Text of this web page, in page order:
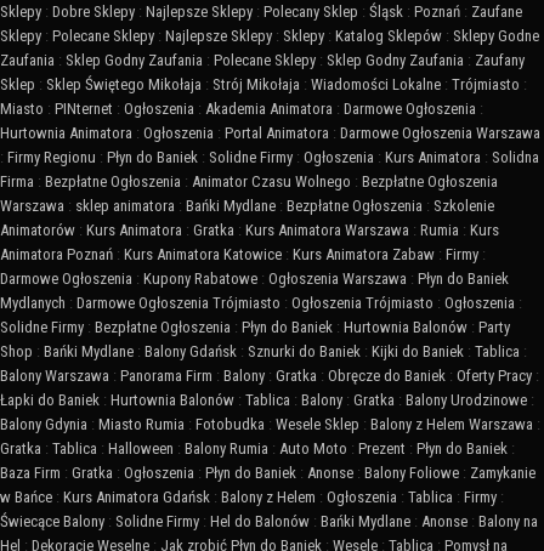
Sklepy : Dobre Sklepy : Najlepsze Sklepy : Polecany Sklep : Śląsk : Poznań : Zaufane
Sklepy : Polecane Sklepy : Najlepsze Sklepy : Sklepy : Katalog Sklepów : Sklepy Godne
Zaufania : Sklep Godny Zaufania : Polecane Sklepy : Sklep Godny Zaufania : Zaufany
Sklep : Sklep Świętego Mikołaja : Strój Mikołaja : Wiadomości Lokalne : Trójmiasto :
Miasto : PINternet : Ogłoszenia : Akademia Animatora : Darmowe Ogłoszenia :
Hurtownia Animatora : Ogłoszenia : Portal Animatora : Darmowe Ogłoszenia Warszawa
: Firmy Regionu : Płyn do Baniek : Solidne Firmy : Ogłoszenia : Kurs Animatora : Solidna
Firma : Bezpłatne Ogłoszenia : Animator Czasu Wolnego : Bezpłatne Ogłoszenia
Warszawa : sklep animatora : Bańki Mydlane : Bezpłatne Ogłoszenia : Szkolenie
Animatorów : Kurs Animatora : Gratka : Kurs Animatora Warszawa : Rumia : Kurs
Animatora Poznań : Kurs Animatora Katowice : Kurs Animatora Zabaw : Firmy :
Darmowe Ogłoszenia : Kupony Rabatowe : Ogłoszenia Warszawa : Płyn do Baniek
Mydlanych : Darmowe Ogłoszenia Trójmiasto : Ogłoszenia Trójmiasto : Ogłoszenia :
Solidne Firmy : Bezpłatne Ogłoszenia : Płyn do Baniek : Hurtownia Balonów : Party
Shop : Bańki Mydlane : Balony Gdańsk : Sznurki do Baniek : Kijki do Baniek : Tablica :
Balony Warszawa : Panorama Firm : Balony : Gratka : Obręcze do Baniek : Oferty Pracy :
Łapki do Baniek : Hurtownia Balonów : Tablica : Balony : Gratka : Balony Urodzinowe :
Balony Gdynia : Miasto Rumia : Fotobudka : Wesele Sklep : Balony z Helem Warszawa :
Gratka : Tablica : Halloween : Balony Rumia : Auto Moto : Prezent : Płyn do Baniek :
Baza Firm : Gratka : Ogłoszenia : Płyn do Baniek : Anonse : Balony Foliowe : Zamykanie
w Bańce : Kurs Animatora Gdańsk : Balony z Helem : Ogłoszenia : Tablica : Firmy :
Świecące Balony : Solidne Firmy : Hel do Balonów : Bańki Mydlane : Anonse : Balony na
Hel : Dekoracje Weselne : Jak zrobić Płyn do Baniek : Wesele : Tablica : Pomysł na